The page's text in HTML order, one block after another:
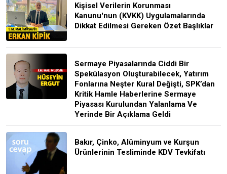
Kişisel Verilerin Korunması
Kanunu'nun (KVKK) Uygulamalarında
Dikkat Edilmesi Gereken Özet Başlıklar
Sermaye Piyasalarında Ciddi Bir
Spekülasyon Oluşturabilecek, Yatırım
Fonlarına Neşter Kural Değişti, SPK’dan
Kritik Hamle Haberlerine Sermaye
Piyasası Kurulundan Yalanlama Ve
Yerinde Bir Açıklama Geldi
Bakır, Çinko, Alüminyum ve Kurşun
Ürünlerinin Tesliminde KDV Tevkifatı